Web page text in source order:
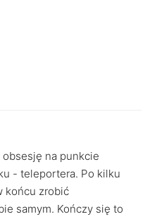
na punkcie
- teleportera. Po kilku
końcu zrobić
samym. Kończy się to